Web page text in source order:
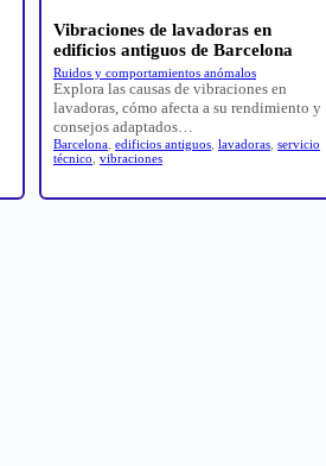
Vibraciones de lavadoras en
edificios antiguos de Barcelona
Ruidos y comportamientos anómalos
Explora las causas de vibraciones en
lavadoras, cómo afecta a su rendimiento y
consejos adaptados…
Barcelona edificios antiguos lavadoras servicio
técnico vibraciones